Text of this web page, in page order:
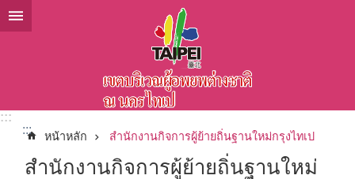
ข้ามไปที่บล็อกเนื้อหาหลัก
:::
:::
หน้าหลัก สำนักงานกิจการผู้ย้ายถิ่นฐานใหม่กรุงไทเป
สำนักงานกิจการผู้ย้ายถิ่นฐานใหม่